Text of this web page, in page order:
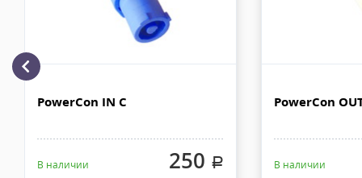
Доставка по Москве, МО и России - EMS ПОЧТА РОССИИ
PowerCon IN C
В наличии 250 .
PowerCon
В наличии